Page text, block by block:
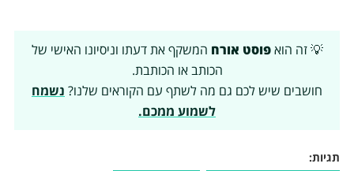
💡 זה הואפוסט אורח המשקף את דעתו וניסיונו האישי של
הכותב או הכותבת.
חושבים שיש לכם גם מה לשתף עם הקוראים שלנו? נשמח
לשמוע ממכם.
תגיות: